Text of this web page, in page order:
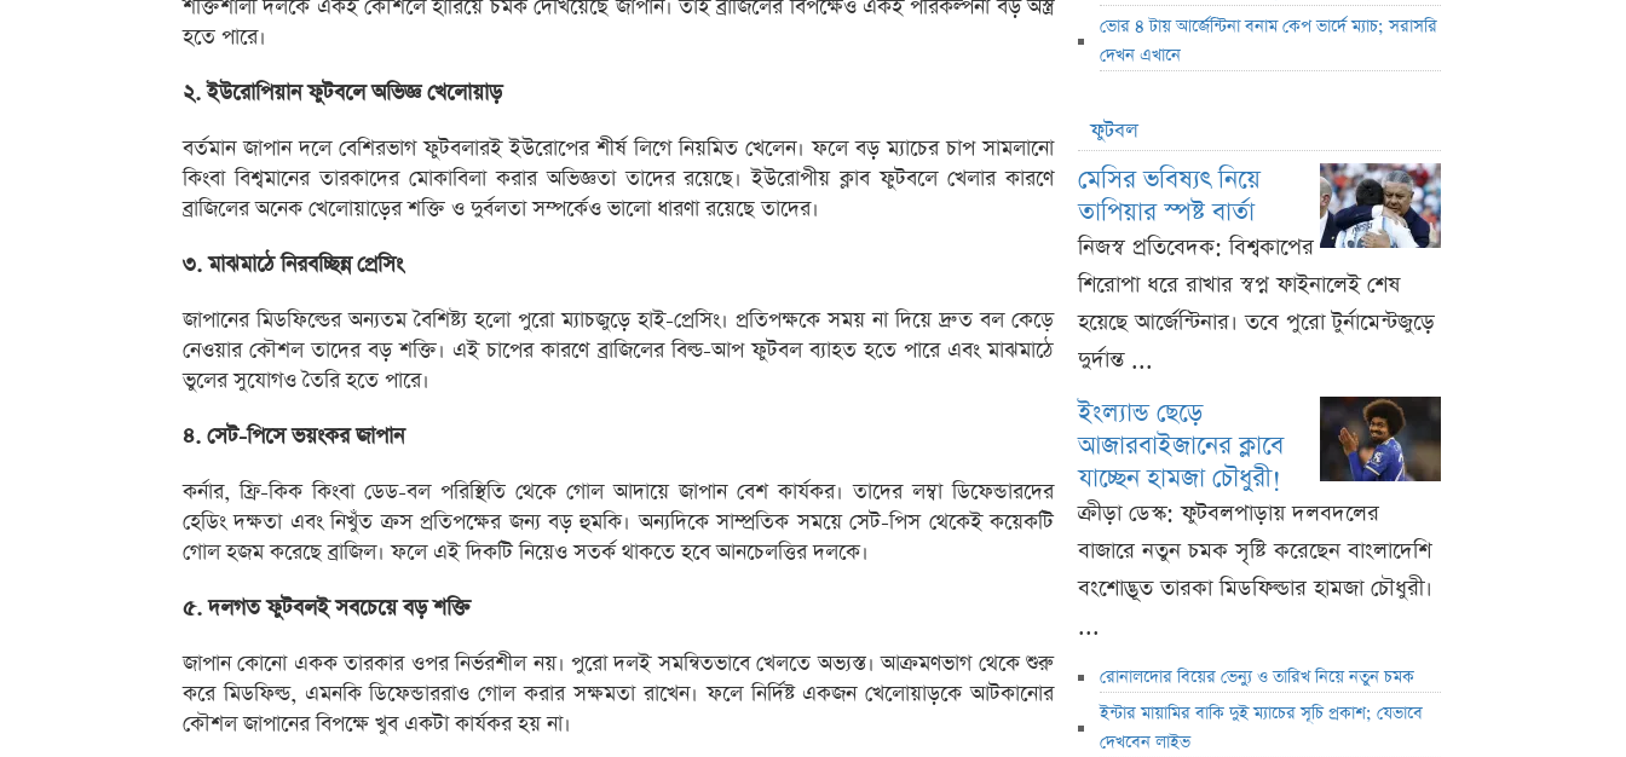
শক্তিশালী দলকে একই কৌশলে হারিয়ে চমক দেখিয়েছে জাপান। তাই ব্রাজিলের বিপক্ষেও একই পরিকল্পনা বড় অস্ত্র
হতে পারে।
২. ইউরোপিয়ান ফুটবলে অভিজ্ঞ খেলোয়াড়
বর্তমান জাপান দলে বেশিরভাগ ফুটবলারই ইউরোপের শীর্ষ লিগে নিয়মিত খেলেন। ফলে বড় ম্যাচের চাপ সামলানো
কিংবা বিশ্বমানের তারকাদের মোকাবিলা করার অভিজ্ঞতা তাদের রয়েছে। ইউরোপীয় ক্লাব ফুটবলে খেলার কারণে
ব্রাজিলের অনেক খেলোয়াড়ের শক্তি ও দুর্বলতা সম্পর্কেও ভালো ধারণা রয়েছে তাদের।
৩. মাঝমাঠে নিরবচ্ছিন্ন প্রেসিং
জাপানের মিডফিল্ডের অন্যতম বৈশিষ্ট্য হলো পুরো ম্যাচজুড়ে হাই-প্রেসিং। প্রতিপক্ষকে সময় না দিয়ে দ্রুত বল কেড়ে
নেওয়ার কৌশল তাদের বড় শক্তি। এই চাপের কারণে ব্রাজিলের বিল্ড-আপ ফুটবল ব্যাহত হতে পারে এবং মাঝমাঠে
ভুলের সুযোগও তৈরি হতে পারে।
৪. সেট-পিসে ভয়ংকর জাপান
কর্নার, ফ্রি-কিক কিংবা ডেড-বল পরিস্থিতি থেকে গোল আদায়ে জাপান বেশ কার্যকর। তাদের লম্বা ডিফেন্ডারদের
হেডিং দক্ষতা এবং নিখুঁত ক্রস প্রতিপক্ষের জন্য বড় হুমকি। অন্যদিকে সাম্প্রতিক সময়ে সেট-পিস থেকেই কয়েকটি
গোল হজম করেছে ব্রাজিল। ফলে এই দিকটি নিয়েও সতর্ক থাকতে হবে আনচেলত্তির দলকে।
৫. দলগত ফুটবলই সবচেয়ে বড় শক্তি
জাপান কোনো একক তারকার ওপর নির্ভরশীল নয়। পুরো দলই সমন্বিতভাবে খেলতে অভ্যস্ত। আক্রমণভাগ থেকে শুরু
করে মিডফিল্ড, এমনকি ডিফেন্ডাররাও গোল করার সক্ষমতা রাখেন। ফলে নির্দিষ্ট একজন খেলোয়াড়কে আটকানোর
কৌশল জাপানের বিপক্ষে খুব একটা কার্যকর হয় না।
ভোর ৪ টায় আর্জেন্টিনা বনাম কেপ ভার্দে ম্যাচ; সরাসরি
দেখন এখানে
ফুটবল
মেসির ভবিষ্যৎ নিয়ে
তাপিয়ার স্পষ্ট বার্তা
নিজস্ব প্রতিবেদক: বিশ্বকাপের
শিরোপা ধরে রাখার স্বপ্ন ফাইনালেই শেষ
হয়েছে আর্জেন্টিনার। তবে পুরো টুর্নামেন্টজুড়ে
দুর্দান্ত ...
ইংল্যান্ড ছেড়ে
আজারবাইজানের ক্লাবে
যাচ্ছেন হামজা চৌধুরী!
ক্রীড়া ডেস্ক: ফুটবলপাড়ায় দলবদলের
বাজারে নতুন চমক সৃষ্টি করেছেন বাংলাদেশি
বংশোদ্ভূত তারকা মিডফিল্ডার হামজা চৌধুরী।
...
রোনালদোর বিয়ের ভেন্যু ও তারিখ নিয়ে নতুন চমক
ইন্টার মায়ামির বাকি দুই ম্যাচের সূচি প্রকাশ; যেভাবে
দেখবেন লাইভ